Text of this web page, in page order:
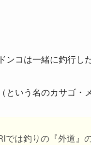
ンコは一緒に釣行し
という名のカサゴ
では釣りの『外道』